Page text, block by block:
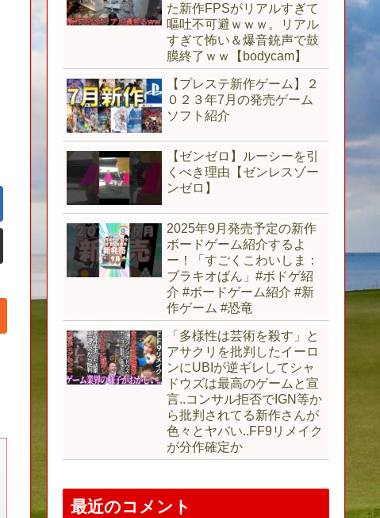
た新作FPSがリアルすぎて
嘔吐不可避ｗｗｗ。リアル
すぎて怖い＆爆音銃声で鼓
膜終了ｗｗ【bodycam】
【プレステ新作ゲーム】２
０２３年7月の発売ゲーム
ソフト紹介
【ゼンゼロ】ルーシーを引
くべき理由【ゼンレスゾー
ンゼロ】
2025年9月発売予定の新作
ボードゲーム紹介するよ
ー！「すごくこわいしま：
ブラキオばん」#ボドゲ紹
介 #ボードゲーム紹介 #新
作ゲーム #恐竜
「多様性は芸術を殺す」と
アサクリを批判したイーロ
ンにUBIが逆ギレしてシャ
ドウズは最高のゲームと宣
言..コンサル拒否でIGN等か
ら批判されてる新作さんが
色々とヤバい..FF9リメイク
が分作確定か
最近のコメント